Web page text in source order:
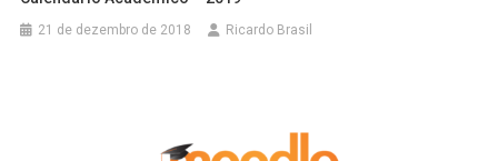
21 de dezembro de 2018 Ricardo Brasil